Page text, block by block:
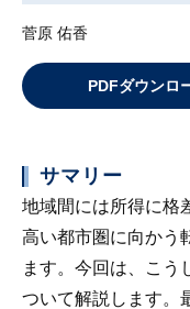
菅原 佑香
PDFダウンロ
サマリー
地域間には所得に格
高い都市圏に向かう
ます。今回は、こう
ついて解説します。